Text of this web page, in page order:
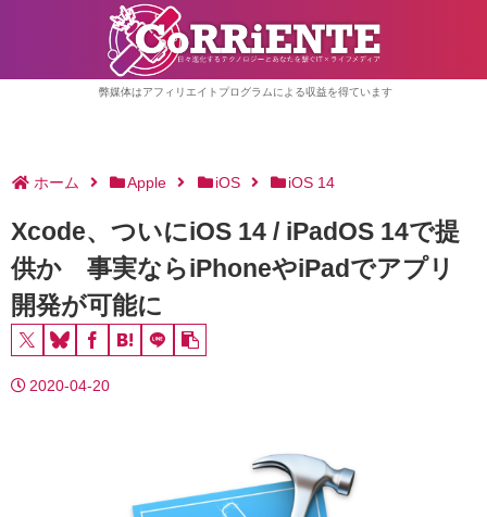
弊媒体はアフィリエイトプログラムによる収益を得ています
ホーム Apple iOS iOS 14
Xcode、ついにiOS 14 / iPadOS 14で提
供か 事実ならiPhoneやiPadでアプリ
開発が可能に
2020-04-20